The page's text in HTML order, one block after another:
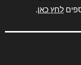
לחץ כאן.